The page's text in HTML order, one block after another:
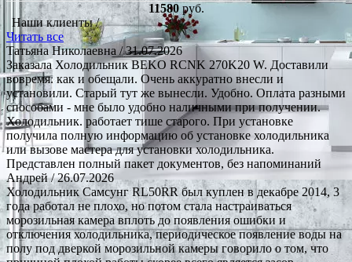
11580руб.
Наши клиенты /
Читать все
Татьяна Николаевна / 31.07.2026
Заказала Холодильник BEKO RCNK 270K20 W. Доставили
вовремя. как и обещали. Очень аккуратно внесли и
установили. Старый тут же вынесли. Удобно. Оплата разными
способами - мне было удобно наличными при получении.
Холодильник. работает тише старого. При установке
получила полную информацию об установке холодильника
или вызове мастера для установки холодильника.
Представлен полный пакет документов, без напоминаний
Андрей/ 26.07.2026
Холодильник Самсунг RL50RR был куплен в декабре 2014, 3
года работал не плохо, но потом стала настраиваться
морозильная камера вплоть до появления ошибки и
отключения холодильника, периодическое появление воды на
полу под дверкой морозильной камеры говорило о том, что